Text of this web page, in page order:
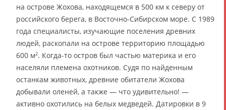
на острове Жохова, находящемся в 500 км к северу от
российского берега, в Восточно-Сибирском море. С 1989
года специалисты, изучающие поселения древних
людей, раскопали на острове территорию площадью
600 м2. Когда-то остров был частью материка и его
населяли племена охотников. Судя по найденным
останкам животных, древние обитатели Жохова
добывали оленей, а также — что удивительно! —
активно охотились на белых медведей. Датировки в 9